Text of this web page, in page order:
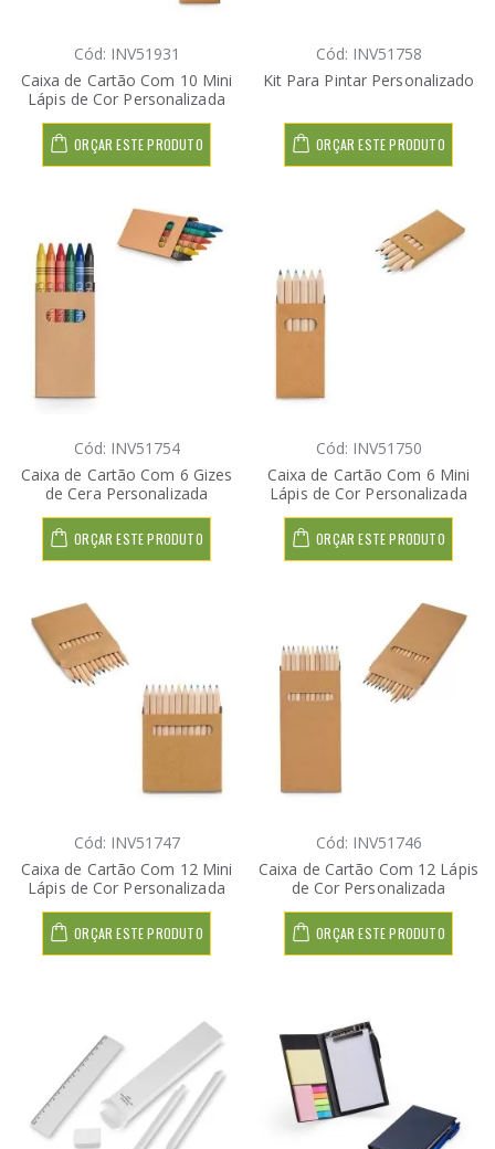
Cód: INV51931
Caixa de Cartão Com 10 Mini
Lápis de Cor Personalizada
ORÇAR ESTE PRODUTO
Cód: INV51758
Kit Para Pintar Personalizado
ORÇAR ESTE PRODUTO
Cód: INV51754
Caixa de Cartão Com 6 Gizes
de Cera Personalizada
ORÇAR ESTE PRODUTO
Cód: INV51750
Caixa de Cartão Com 6 Mini
Lápis de Cor Personalizada
ORÇAR ESTE PRODUTO
Cód: INV51747
Caixa de Cartão Com 12 Mini
Lápis de Cor Personalizada
ORÇAR ESTE PRODUTO
Cód: INV51746
Caixa de Cartão Com 12 Lápis
de Cor Personalizada
ORÇAR ESTE PRODUTO